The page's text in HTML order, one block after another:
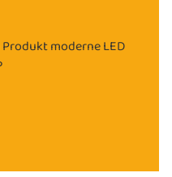
moderne LED